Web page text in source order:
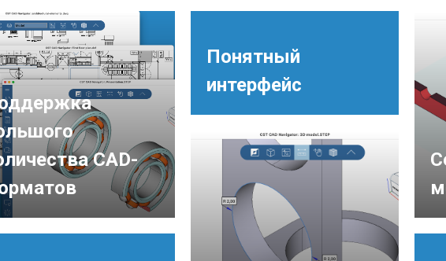
CAD-
Понятный
интерфейс